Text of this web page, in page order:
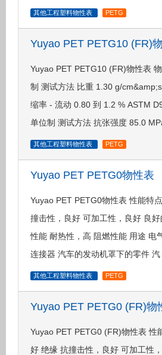
其他工程塑料物性表 PETG
Yuyao PET PETG10 (FR)
Yuyao PET PETG10 (FR)物性表
制 测试方法 比重 1.30 g/
缩率 - 流动 0.80 到 1.2 % ASTM
单位制 测试方法 抗张强度 85.0
其他工程塑料物性表 PETG
Yuyao PET PETG0物性表
Yuyao PET PETG0物性表 性能特
撞击性，良好 可加工性，良好 良
性能 耐热性，高 阻燃性能 用途 电
连接器 汽车的发动机罩下的零件 汽
其他工程塑料物性表 PETG
Yuyao PET PETG0 (FR)物
Yuyao PET PETG0 (FR)物性表 性
好 绝缘 抗撞击性，良好 可加工性